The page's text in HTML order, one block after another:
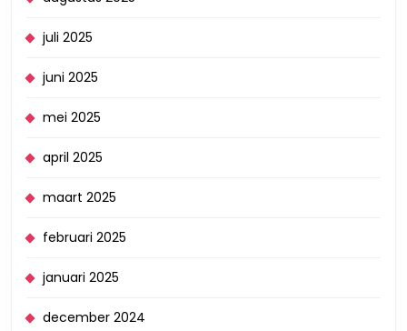
juli 2025
juni 2025
mei 2025
april 2025
maart 2025
februari 2025
januari 2025
december 2024